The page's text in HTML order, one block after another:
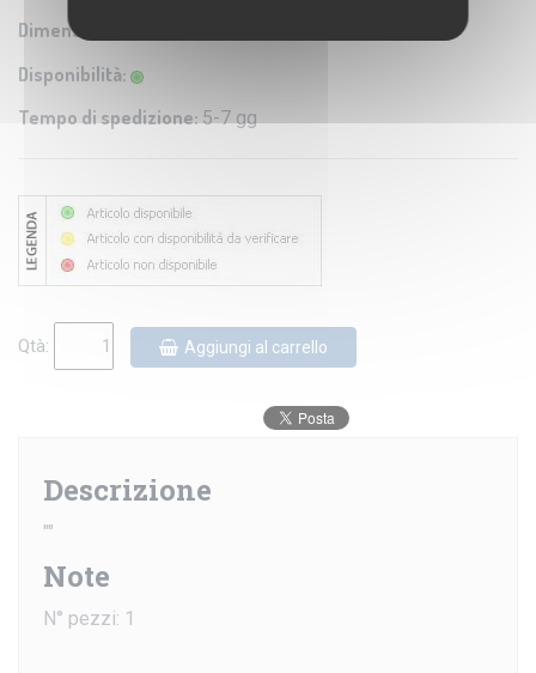
Dimensioni:
Disponibilità:
Tempo di spedizione:5-7 gg
Qtà: Aggiungi al carrello
Descrizione
""
Note
N° pezzi: 1